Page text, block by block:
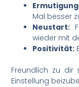
Mal besser
Neustart:
wieder mit
Positivität:
Freundlich zu dir
Einstellung